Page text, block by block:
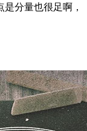
分量也很足啊，